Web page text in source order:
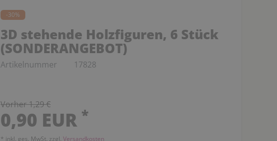
-30%
3D stehende Holzfiguren, 6 Stück
(SONDERANGEBOT)
Artikelnummer 17828
Vorher 1,29 €
0,90 EUR *
* inkl. ges. MwSt. zzgl. Versandkosten